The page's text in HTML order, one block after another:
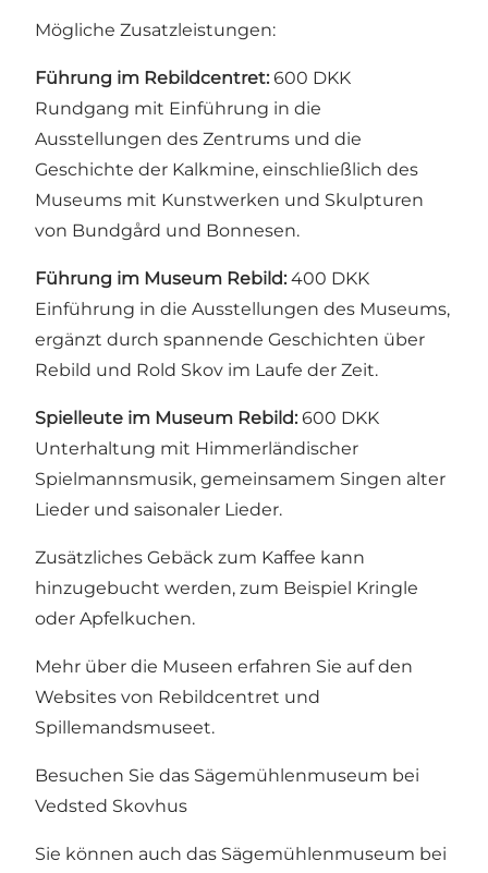
Mögliche Zusatzleistungen:
Führung im Rebildcentret: 600 DKK
Rundgang mit Einführung in die
Ausstellungen des Zentrums und die
Geschichte der Kalkmine, einschließlich des
Museums mit Kunstwerken und Skulpturen
von Bundgård und Bonnesen.
Führung im Museum Rebild: 400 DKK
Einführung in die Ausstellungen des Museums,
ergänzt durch spannende Geschichten über
Rebild und Rold Skov im Laufe der Zeit.
Spielleute im Museum Rebild: 600 DKK
Unterhaltung mit Himmerländischer
Spielmannsmusik, gemeinsamem Singen alter
Lieder und saisonaler Lieder.
Zusätzliches Gebäck zum Kaffee kann
hinzugebucht werden, zum Beispiel Kringle
oder Apfelkuchen.
Mehr über die Museen erfahren Sie auf den
Websites von Rebildcentret und
Spillemandsmuseet.
Besuchen Sie das Sägemühlenmuseum bei
Vedsted Skovhus
Sie können auch das Sägemühlenmuseum bei